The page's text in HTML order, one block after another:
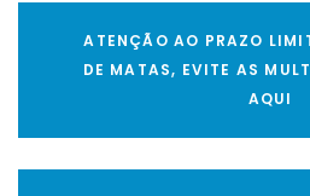
ATENÇÃO AO PRAZO
DE MATAS, EVITE AS
AQUI